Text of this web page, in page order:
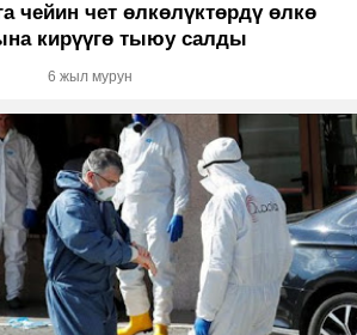
чейин чет өлкөлүктөрдү өлкө
кирүүгө тыюу салды
6 жыл мурун